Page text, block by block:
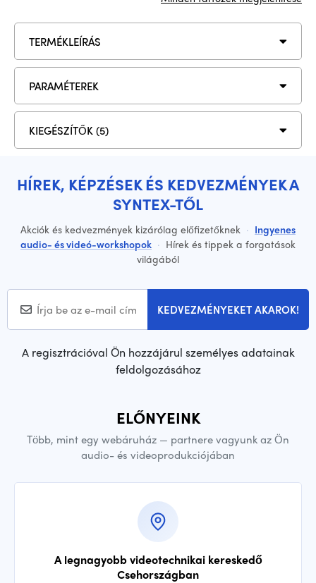
TERMÉKLEÍRÁS
PARAMÉTEREK
KIEGÉSZÍTŐK (5)
HÍREK, KÉPZÉSEK ÉS KEDVEZMÉNYEK A
SYNTEX-TŐL
Akciók és kedvezmények kizárólag előfizetőknek · Ingyenes
audio- és videó-workshopok · Hírek és tippek a forgatások
világából
KEDVEZMÉNYEKET AKAROK!
A regisztrációval Ön hozzájárul személyes adatainak
feldolgozásához
ELŐNYEINK
Több, mint egy webáruház — partnere vagyunk az Ön
audio- és videoprodukciójában
A legnagyobb videotechnikai kereskedő
Csehországban